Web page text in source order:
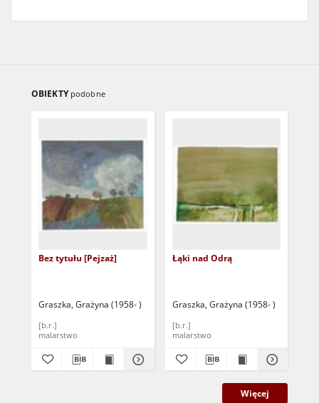
OBIEKTY podobne
Bez tytułu [Pejzaż]
Graszka, Grażyna (1958- )
[b.r.]
malarstwo
Łąki nad Odrą
Graszka, Grażyna (1958- )
[b.r.]
malarstwo
Więcej